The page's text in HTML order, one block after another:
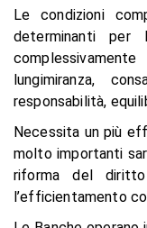
Le condizioni
determinanti
lungimiranza,
responsabilità,
Necessita un più
molto importanti
riforma del
l’efficientamento